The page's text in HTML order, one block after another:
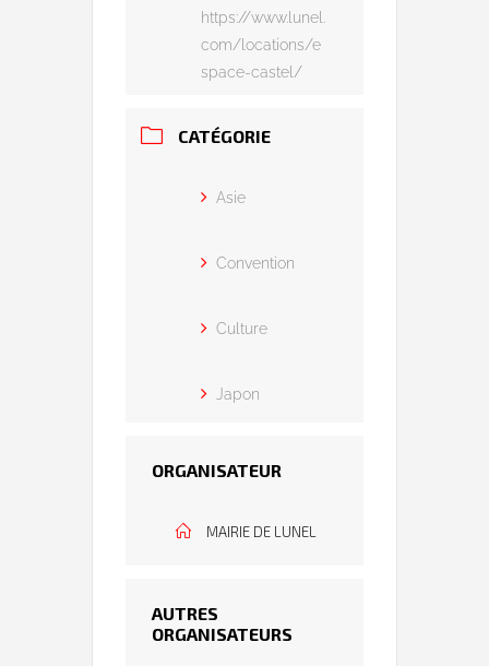
https://www.lunel.
com/locations/e
space-castel/
CATÉGORIE
Asie
Convention
Culture
Japon
ORGANISATEUR
MAIRIE DE LUNEL
AUTRES
ORGANISATEURS